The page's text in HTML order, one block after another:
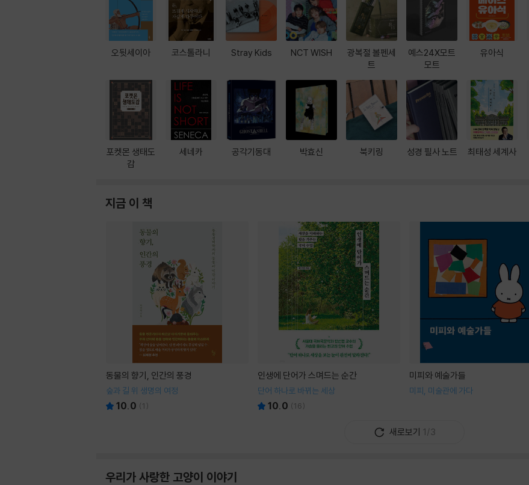
오뒷세이아
포켓몬 생태도
감
코스톨라니
세네카
Stray Kids
공각기동대
NCT WISH
박효신
광복절 볼펜세
트
북키링
예스24X모트
모트
성경 필사 노트
유아식
최태성 세계사
지금 이 책
동물의 향기, 인간의 풍경
숲과 길 위 생명의 여정
10.0 (1 )
인생에 단어가 스며드는 순간
단어 하나로 바뀌는 세상
10.0 (16)
미피와 예술가들
미피, 미술관에 가다
새로보기 1/3
우리가 사랑한 고양이 이야기